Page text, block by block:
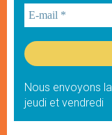
Nous envoyons
jeudi et vendredi